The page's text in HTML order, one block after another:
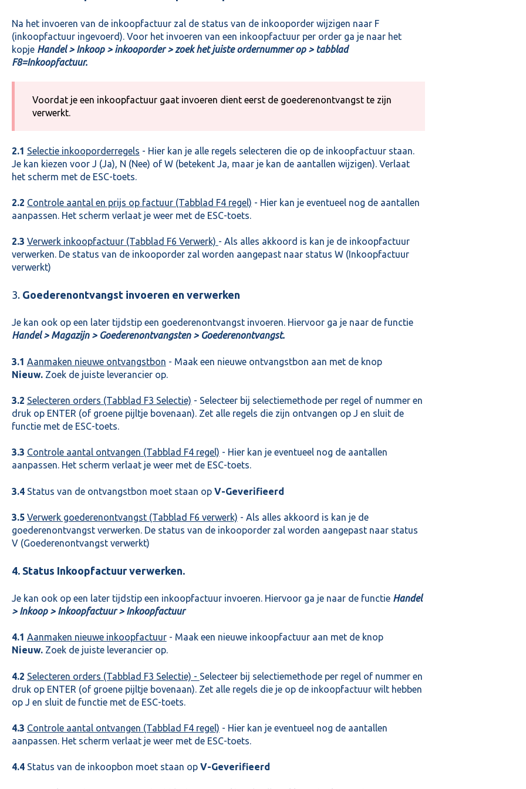
Na het invoeren van de inkoopfactuur zal de status van de inkooporder wijzigen naar F
(inkoopfactuur ingevoerd). Voor het invoeren van een inkoopfactuur per order ga je naar het
kopje Handel > Inkoop > inkooporder > zoek het juiste ordernummer op > tabblad
F8=Inkoopfactuur.
Voordat je een inkoopfactuur gaat invoeren dient eerst de goederenontvangst te zijn
verwerkt.
2.1 Selectie inkooporderregels - Hier kan je alle regels selecteren die op de inkoopfactuur staan.
Je kan kiezen voor J (Ja), N (Nee) of W (betekent Ja, maar je kan de aantallen wijzigen). Verlaat
het scherm met de ESC-toets.
2.2 Controle aantal en prijs op factuur (Tabblad F4 regel) - Hier kan je eventueel nog de aantallen
aanpassen. Het scherm verlaat je weer met de ESC-toets.
2.3 Verwerk inkoopfactuur (Tabblad F6 Verwerk) - Als alles akkoord is kan je de inkoopfactuur
verwerken. De status van de inkooporder zal worden aangepast naar status W (Inkoopfactuur
verwerkt)
3. Goederenontvangst invoeren en verwerken
Je kan ook op een later tijdstip een goederenontvangst invoeren. Hiervoor ga je naar de functie
Handel > Magazijn > Goederenontvangsten > Goederenontvangst.
3.1 Aanmaken nieuwe ontvangstbon - Maak een nieuwe ontvangstbon aan met de knop
Nieuw. Zoek de juiste leverancier op.
3.2 Selecteren orders (Tabblad F3 Selectie) - Selecteer bij selectiemethode per regel of nummer en
druk op ENTER (of groene pijltje bovenaan). Zet alle regels die zijn ontvangen op J en sluit de
functie met de ESC-toets.
3.3 Controle aantal ontvangen (Tabblad F4 regel) - Hier kan je eventueel nog de aantallen
aanpassen. Het scherm verlaat je weer met de ESC-toets.
3.4Status van de ontvangstbon moet staan op V-Geverifieerd
3.5 Verwerk goederenontvangst (Tabblad F6 verwerk) - Als alles akkoord is kan je de
goederenontvangst verwerken. De status van de inkooporder zal worden aangepast naar status
V (Goederenontvangst verwerkt)
4. Status Inkoopfactuur verwerken.
Je kan ook op een later tijdstip een inkoopfactuur invoeren. Hiervoor ga je naar de functie Handel
> Inkoop > Inkoopfactuur > Inkoopfactuur
4.1 Aanmaken nieuwe inkoopfactuur- Maak een nieuwe inkoopfactuur aan met de knop
Nieuw. Zoek de juiste leverancier op.
4.2 Selecteren orders (Tabblad F3 Selectie) - Selecteer bij selectiemethode per regel of nummer en
druk op ENTER (of groene pijltje bovenaan). Zet alle regels die je op de inkoopfactuur wilt hebben
op J en sluit de functie met de ESC-toets.
4.3 Controle aantal ontvangen (Tabblad F4 regel) - Hier kan je eventueel nog de aantallen
aanpassen. Het scherm verlaat je weer met de ESC-toets.
4.4Status van de inkoopbon moet staan op V-Geverifieerd